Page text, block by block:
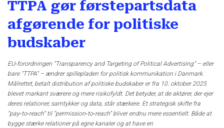
TTPA gør førstepartsdata
afgørende for politiske
budskaber
EU‑forordningen “Transparency and Targeting of Political Advertising” – eller
bare “TTPA” – ændrer spillepladen for politisk kommunikation i Danmark.
Målrettet, betalt distribution af politiske budskaber er fra 10. oktober 2025
blevet markant sværere og mere risikofyldt. Det betyder, at de aktører, der ejer
deres relationer, samtykker og data, står stærkere. Et strategisk skifte fra
“pay‑to‑reach” til “permission‑to‑reach” bliver endnu mere essentielt. Både at
bygge stærke relationer på egne kanaler og at have en